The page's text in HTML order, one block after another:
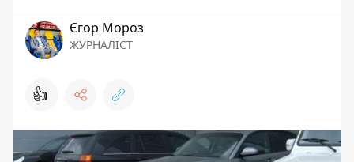
Єгор Мороз
ЖУРНАЛІСТ
👍